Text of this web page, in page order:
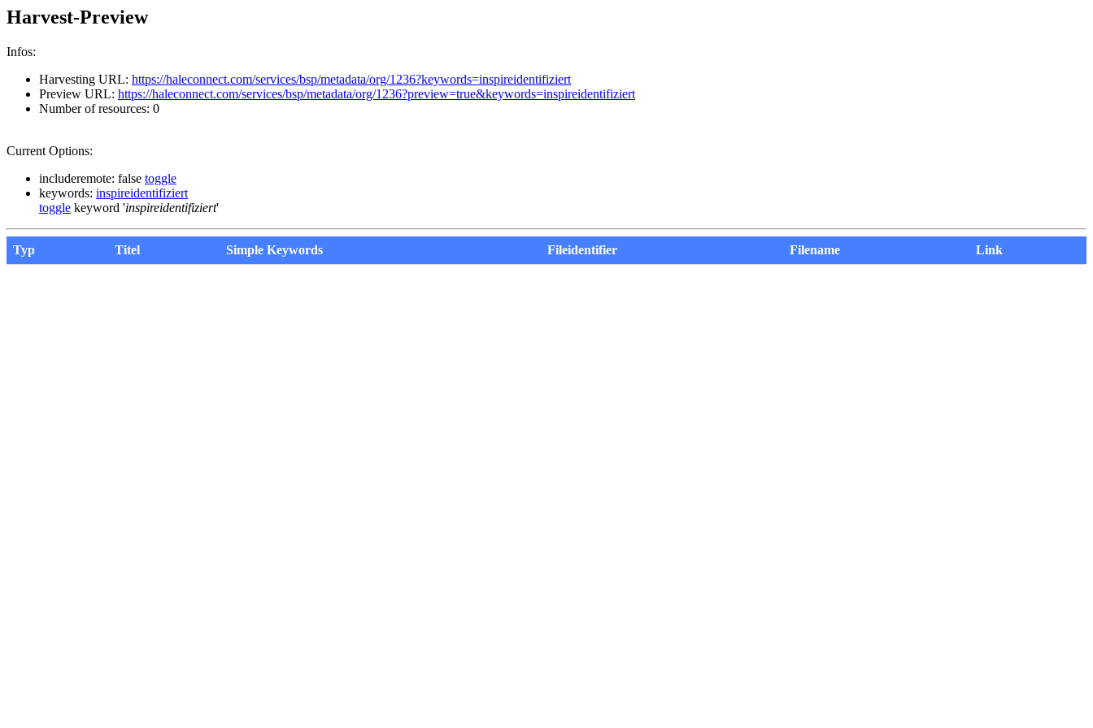
Harvest-Preview
Infos:
Harvesting URL: https://haleconnect.com/services/bsp/metadata/org/1236?keywords=inspireidentifiziert
Preview URL: https://haleconnect.com/services/bsp/metadata/org/1236?preview=true&keywords=inspireidentifiziert
Number of resources: 0
Current Options:
includeremote: false toggle
keywords: inspireidentifiziert
toggle keyword 'inspireidentifiziert'
Typ Titel Simple Keywords Fileidentifier Filename Link